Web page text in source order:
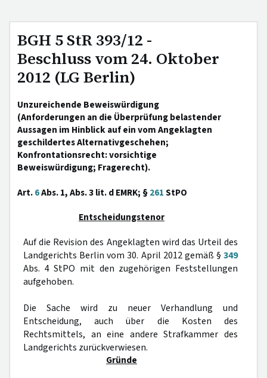
BGH 5 StR 393/12 -
Beschluss vom 24. Oktober
2012 (LG Berlin)
Unzureichende Beweiswürdigung
(Anforderungen an die Überprüfung belastender
Aussagen im Hinblick auf ein vom Angeklagten
geschildertes Alternativgeschehen;
Konfrontationsrecht: vorsichtige
Beweiswürdigung; Fragerecht).
Art.6Abs. 1, Abs. 3 lit. d EMRK; §261StPO
Entscheidungstenor
Auf die Revision des Angeklagten wird das Urteil des
Landgerichts Berlin vom 30. April 2012 gemäß § 349
Abs. 4 StPO mit den zugehörigen Feststellungen
aufgehoben.
Die Sache wird zu neuer Verhandlung und
Entscheidung, auch über die Kosten des
Rechtsmittels, an eine andere Strafkammer des
Landgerichts zurückverwiesen.
Gründe